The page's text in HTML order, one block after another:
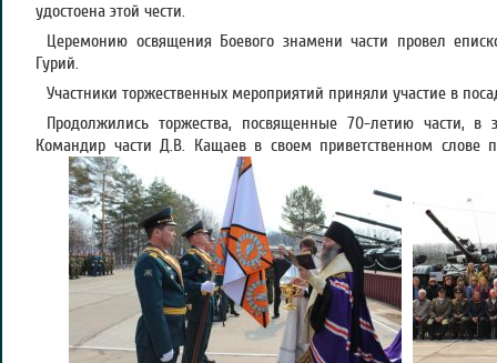
удостоена этой чести.
Церемонию освящения Боевого знамени части провел
Гурий.
Участники торжественных мероприятий приняли участие в
Продолжились торжества, посвященные 70-летию части, в
Командир части Д.В. Кащаев в своем приветственном слове